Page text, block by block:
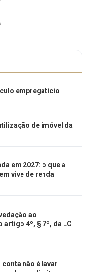
empregatício
de imóvel da
em 2027: o que a
vive de renda
ao
4º, § 7º, da LC
não é lavar